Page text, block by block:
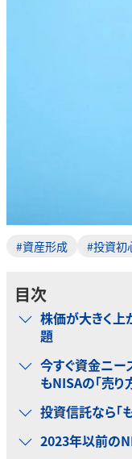
#資産形成 #投資初
目次
株価が大きく上
題
今すぐ資金ニー
もNISAの「売り
投資信託なら「
2023年以前の